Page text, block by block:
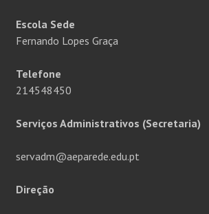
Escola Sede
Fernando Lopes Graça
Telefone
214548450
Serviços Administrativos (Secretaria)
servadm@aeparede.edu.pt
Direção